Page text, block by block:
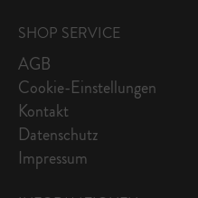
SHOP SERVICE
AGB
Cookie-Einstellungen
Kontakt
Datenschutz
Impressum